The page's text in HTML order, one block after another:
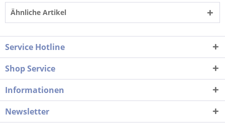
Ähnliche Artikel
Service Hotline
Shop Service
Informationen
Newsletter